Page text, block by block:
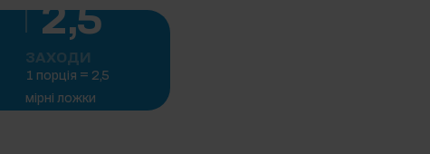
2,5
ЗАХОДИ
1 порція = 2,5
мірні ложки